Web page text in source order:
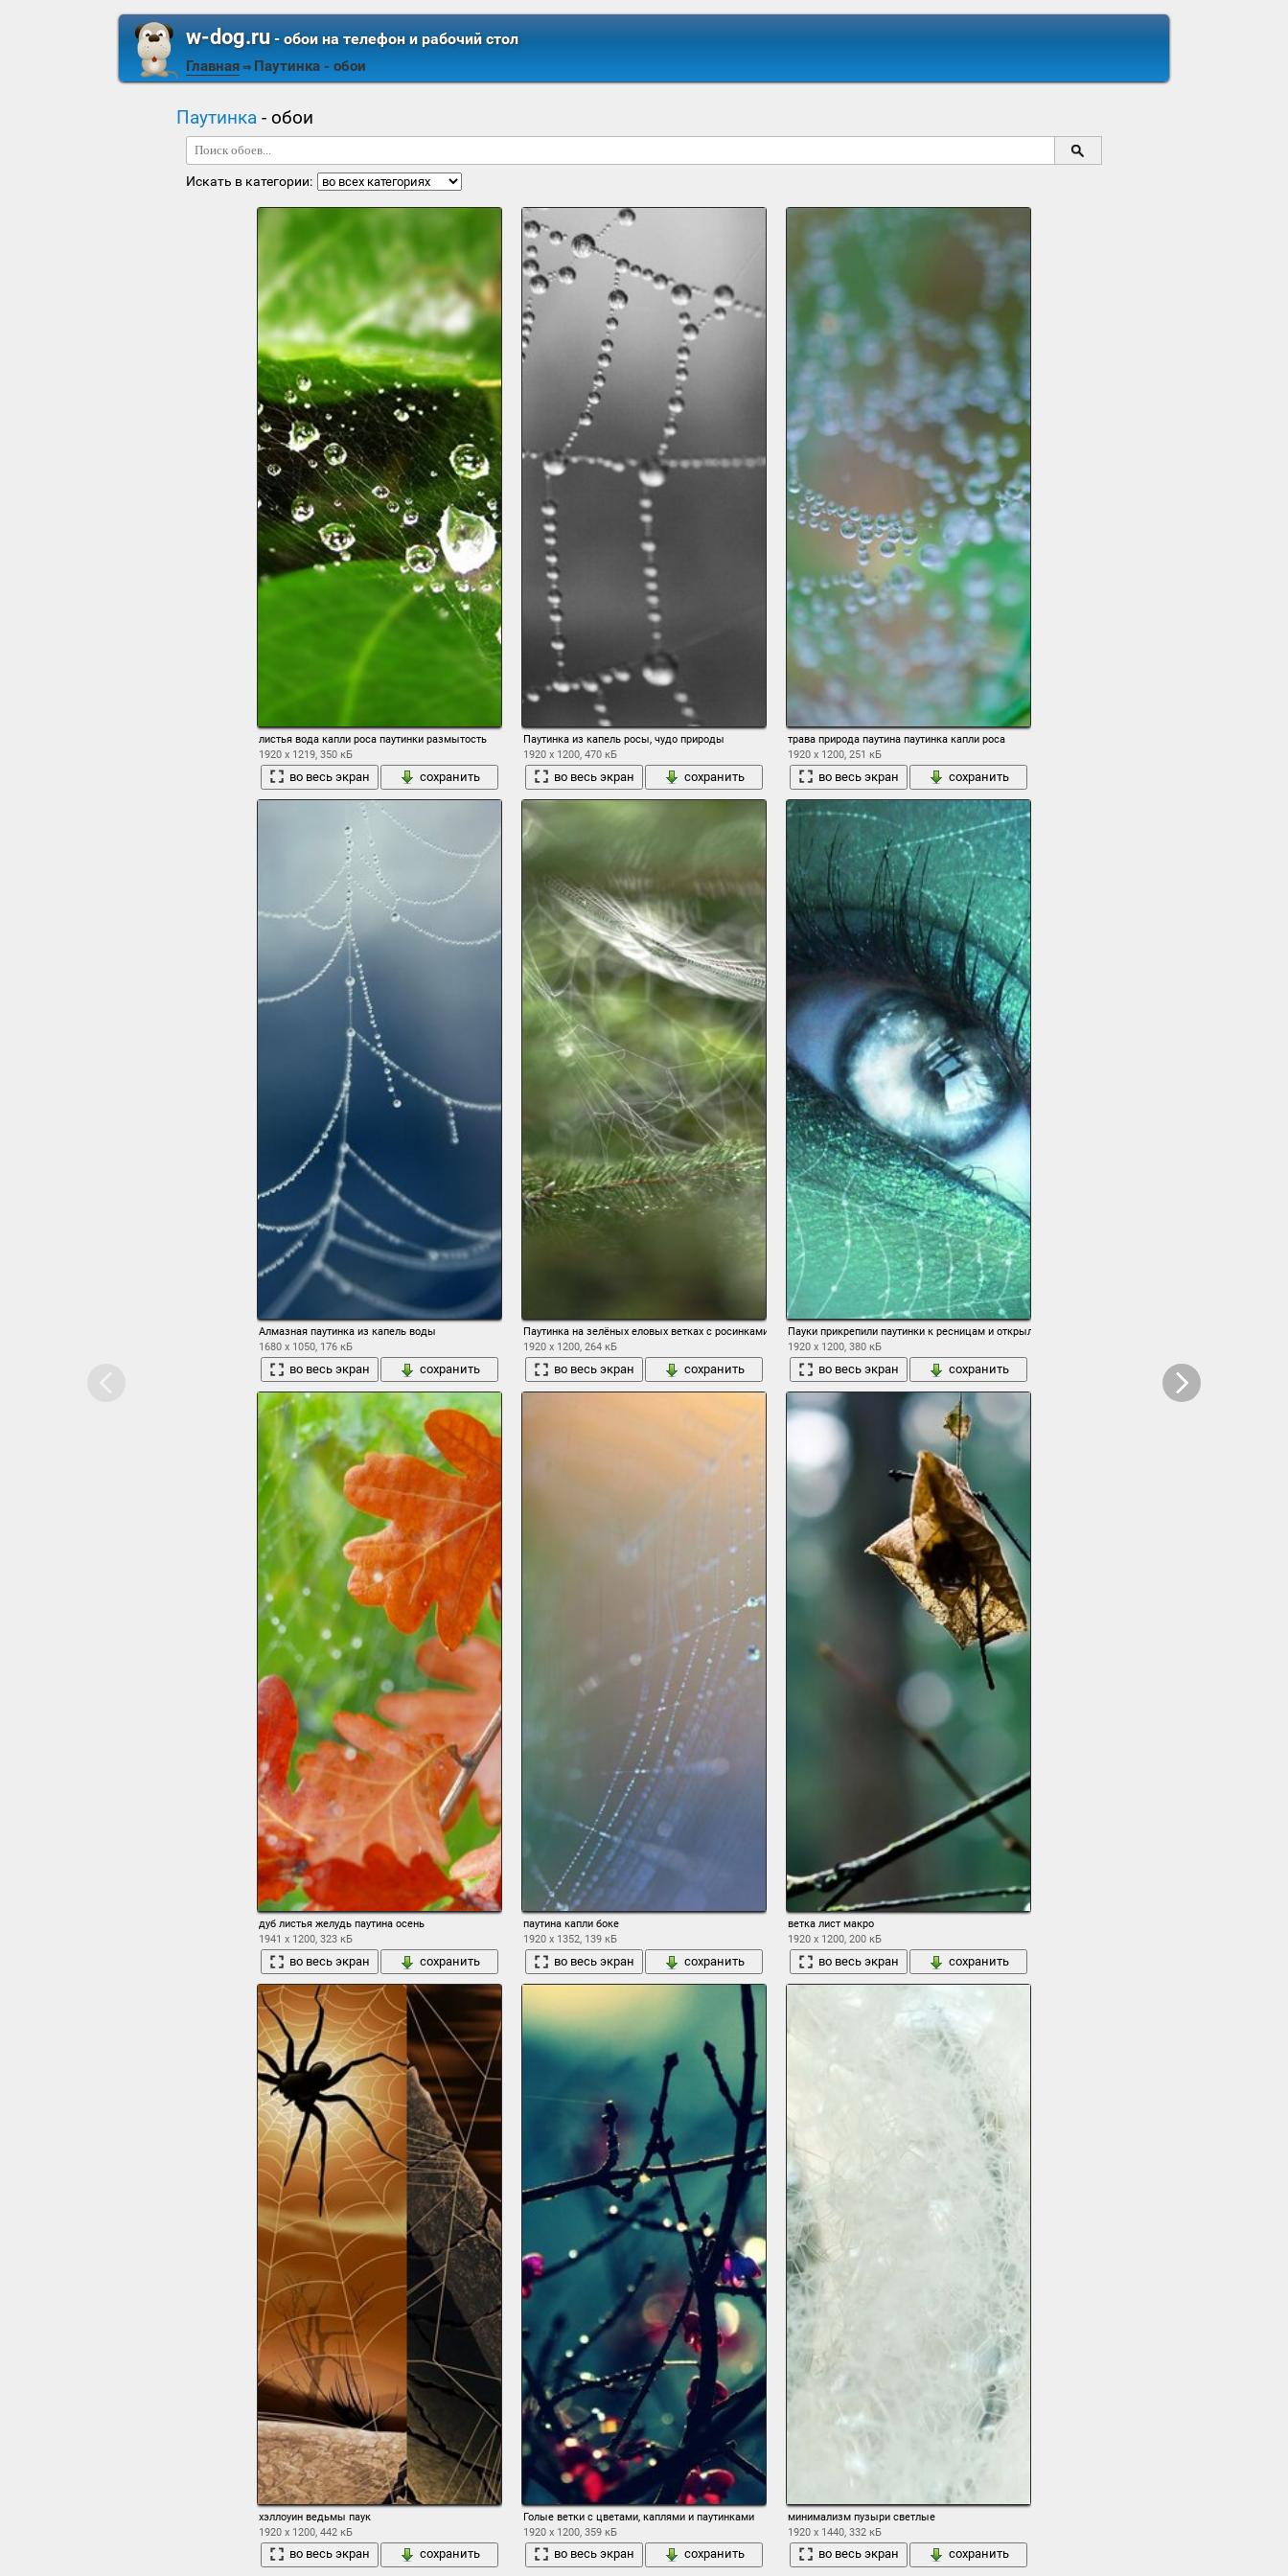
w-dog.ru- обои на телефон и рабочий стол
Главная ⇒ Паутинка - обои
Паутинка- обои
Искать в категории:
листья вода капли роса паутинки размытость
1920 x 1219, 350 кБ
во весь экран сохранить
Паутинка из капель росы, чудо природы
1920 x 1200, 470 кБ
во весь экран сохранить
трава природа паутина паутинка капли роса
1920 x 1200, 251 кБ
во весь экран сохранить
Алмазная паутинка из капель воды
1680 x 1050, 176 кБ
во весь экран сохранить
Паутинка на зелёных еловых ветках с росинками
1920 x 1200, 264 кБ
во весь экран сохранить
Пауки прикрепили паутинки к ресницам и открыли глаза
1920 x 1200, 380 кБ
во весь экран сохранить
дуб листья желудь паутина осень
1941 x 1200, 323 кБ
во весь экран сохранить
паутина капли боке
1920 x 1352, 139 кБ
во весь экран сохранить
ветка лист макро
1920 x 1200, 200 кБ
во весь экран сохранить
хэллоуин ведьмы паук
1920 x 1200, 442 кБ
во весь экран сохранить
Голые ветки с цветами, каплями и паутинками
1920 x 1200, 359 кБ
во весь экран сохранить
минимализм пузыри светлые
1920 x 1440, 332 кБ
во весь экран сохранить